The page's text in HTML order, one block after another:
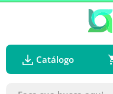
Catálogo